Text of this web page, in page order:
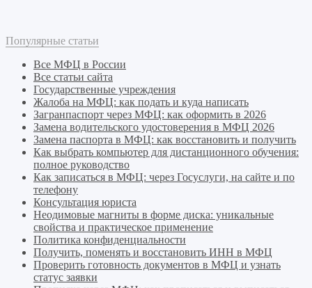
Популярные статьи
Все МФЦ в России
Все статьи сайта
Государственные учреждения
Жалоба на МФЦ: как подать и куда написать
Загранпаспорт через МФЦ: как оформить в 2026
Замена водительского удостоверения в МФЦ 2026
Замена паспорта в МФЦ: как восстановить и получить
Как выбрать компьютер для дистанционного обучения:
полное руководство
Как записаться в МФЦ: через Госуслуги, на сайте и по
телефону
Консультация юриста
Неодимовые магниты в форме диска: уникальные
свойства и практическое применение
Политика конфиденциальности
Получить, поменять и восстановить ИНН в МФЦ
Проверить готовность документов в МФЦ и узнать
статус заявки